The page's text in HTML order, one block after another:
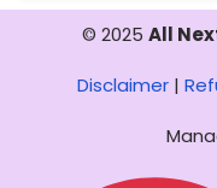
© 2025 All
Disclaimer|